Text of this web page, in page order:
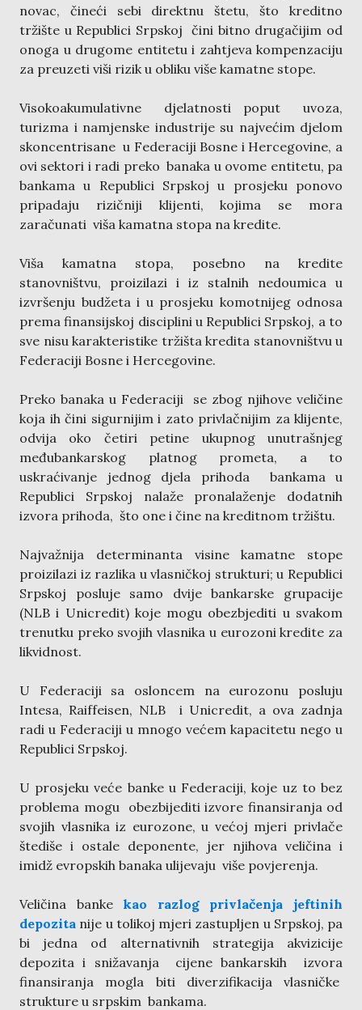
novac, čineći sebi direktnu štetu, što kreditno
tržište u Republici Srpskoj čini bitno drugačijim od
onoga u drugome entitetu i zahtjeva kompenzaciju
za preuzeti viši rizik u obliku više kamatne stope.
Visokoakumulativne djelatnosti poput uvoza,
turizma i namjenske industrije su najvećim djelom
skoncentrisane u Federaciji Bosne i Hercegovine, a
ovi sektori i radi preko banaka u ovome entitetu, pa
bankama u Republici Srpskoj u prosjeku ponovo
pripadaju rizičniji klijenti, kojima se mora
zaračunati viša kamatna stopa na kredite.
Viša kamatna stopa, posebno na kredite
stanovništvu, proizilazi i iz stalnih nedoumica u
izvršenju budžeta i u prosjeku komotnijeg odnosa
prema finansijskoj disciplini u Republici Srpskoj, a to
sve nisu karakteristike tržišta kredita stanovništvu u
Federaciji Bosne i Hercegovine.
Preko banaka u Federaciji se zbog njihove veličine
koja ih čini sigurnijim i zato privlačnijim za klijente,
odvija oko četiri petine ukupnog unutrašnjeg
međubankarskog platnog prometa, a to
uskraćivanje jednog djela prihoda bankama u
Republici Srpskoj nalaže pronalaženje dodatnih
izvora prihoda, što one i čine na kreditnom tržištu.
Najvažnija determinanta visine kamatne stope
proizilazi iz razlika u vlasničkoj strukturi; u Republici
Srpskoj posluje samo dvije bankarske grupacije
(NLB i Unicredit) koje mogu obezbjediti u svakom
trenutku preko svojih vlasnika u eurozoni kredite za
likvidnost.
U Federaciji sa osloncem na eurozonu posluju
Intesa, Raiffeisen, NLB i Unicredit, a ova zadnja
radi u Federaciji u mnogo većem kapacitetu nego u
Republici Srpskoj.
U prosjeku veće banke u Federaciji, koje uz to bez
problema mogu obezbijediti izvore finansiranja od
svojih vlasnika iz eurozone, u većoj mjeri privlače
štediše i ostale deponente, jer njihova veličina i
imidž evropskih banaka ulijevaju više povjerenja.
Veličina bankekao razlog privlačenja jeftinih
depozita nije u tolikoj mjeri zastupljen u Srpskoj, pa
bi jedna od alternativnih strategija akvizicije
depozita i snižavanja cijene bankarskih izvora
finansiranja mogla biti diverzifikacija vlasničke
strukture u srpskim bankama.